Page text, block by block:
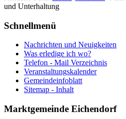
und Unterhaltung
Schnellmenü
Nachrichten und Neuigkeiten
Was erledige ich wo?
Telefon - Mail Verzeichnis
Veranstaltungskalender
Gemeindeinfoblatt
Sitemap - Inhalt
Marktgemeinde Eichendorf